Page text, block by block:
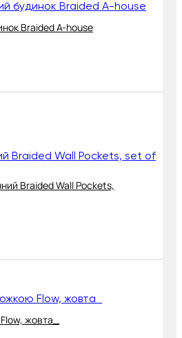
Braided A-house
Braided Wall Pockets,
жовта_